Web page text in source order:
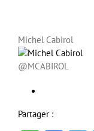
Michel Cabirol
@MCABIROL
Partager :